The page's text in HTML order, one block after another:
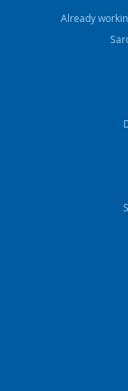
Already